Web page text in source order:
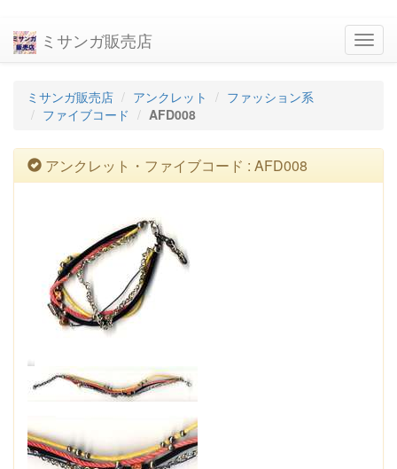
ミサンガ販売店
ミサンガ販売店 アンクレット
ファッション系
ファイブコード
AFD008
アンクレット・ファイブコード : AFD008